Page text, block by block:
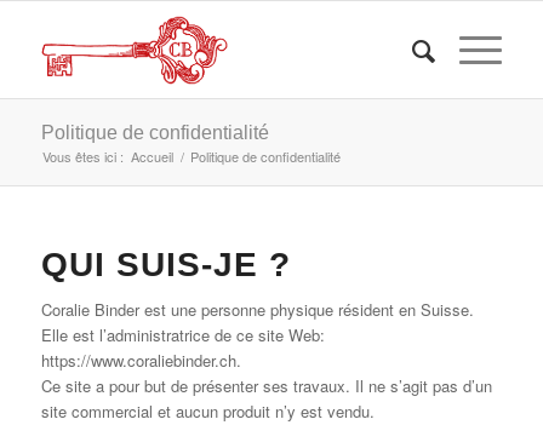
Politique de confidentialité
Vous êtes ici : Accueil / Politique de confidentialité
QUI SUIS-JE ?
Coralie Binder est une personne physique résident en Suisse.
Elle est l’administratrice de ce site Web:
https://www.coraliebinder.ch.
Ce site a pour but de présenter ses travaux. Il ne s’agit pas d’un
site commercial et aucun produit n’y est vendu.